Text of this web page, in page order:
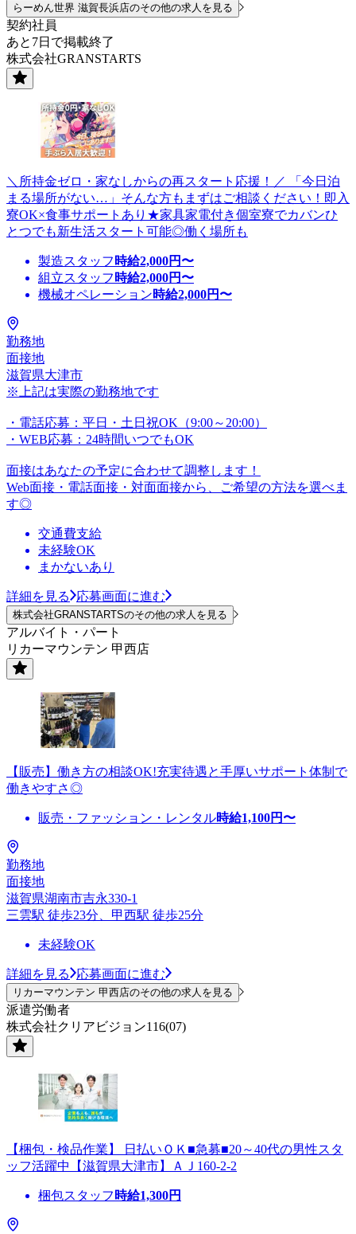
らーめん世界 滋賀長浜店のその他の求人を見る
契約社員
あと7日で掲載終了
株式会社GRANSTARTS
＼所持金ゼロ・家なしからの再スタート応援！／ 「今日泊
まる場所がない…」そんな方もまずはご相談ください！即入
寮OK×食事サポートあり★家具家電付き個室寮でカバンひ
とつでも新生活スタート可能◎働く場所も
製造スタッフ 時給2,000円〜
組立スタッフ 時給2,000円〜
機械オペレーション時給2,000円〜
勤務地
面接地
滋賀県大津市
※上記は実際の勤務地です
・電話応募：平日・土日祝OK（9:00～20:00）
・WEB応募：24時間いつでもOK
面接はあなたの予定に合わせて調整します！
Web面接・電話面接・対面面接から、ご希望の方法を選べま
す◎
交通費支給
未経験OK
まかないあり
詳細を見る 応募画面に進む
株式会社GRANSTARTSのその他の求人を見る
アルバイト・パート
リカーマウンテン 甲西店
【販売】働き方の相談OK!充実待遇と手厚いサポート体制で
働きやすさ◎
販売・ファッション・レンタル時給1,100円〜
勤務地
面接地
滋賀県湖南市吉永330-1
三雲駅 徒歩23分、甲西駅 徒歩25分
未経験OK
詳細を見る 応募画面に進む
リカーマウンテン 甲西店のその他の求人を見る
派遣労働者
株式会社クリアビジョン116(07)
【梱包・検品作業】 日払いＯＫ■急募■20～40代の男性スタ
ッフ活躍中【滋賀県大津市】ＡＪ160-2-2
梱包スタッフ 時給1,300円